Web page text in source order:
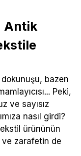
Antik
bazen
Peki,
ve sayısız
nasıl girdi?
ürününün
ve zarafetin de